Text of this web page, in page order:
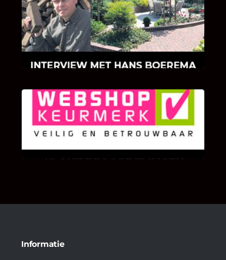
INTERVIEW MET HANS BOEREMA
Hoe Bricks and Stones ontstaan is en wat
Hans Boerema motiveert in de wereld van
klinkers en tegels!
KLANT BEOORDELINGEN
We zijn er zeer op gesteld om te weten wat u
als klant van ons en onze diensten vindt.
Informatie